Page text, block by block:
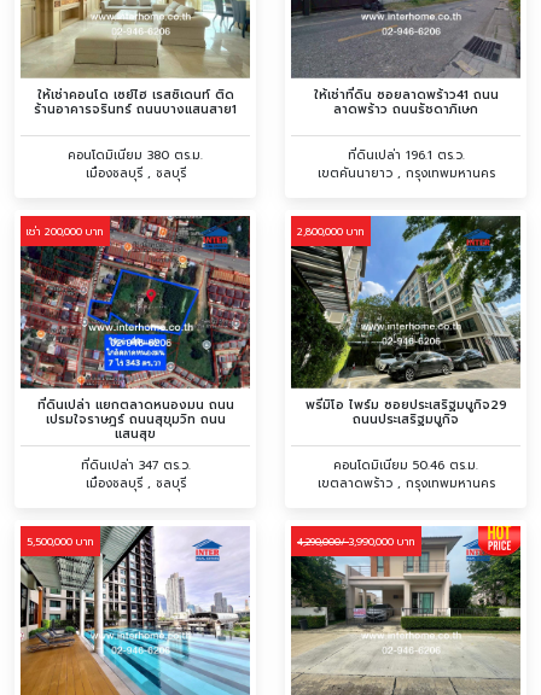
ให้เช่าคอนโด เซย์ไฮ เรสซิเดนท์ ติด
ร้านอาคารจรินทร์ ถนนบางแสนสาย1
คอนโดมิเนียม 380 ตร.ม.
เมืองชลบุรี , ชลบุรี
ให้เช่าที่ดิน ซอยลาดพร้าว41 ถนน
ลาดพร้าว ถนนรัชดาภิเษก
ที่ดินเปล่า 196.1 ตร.ว.
เขตคันนายาว , กรุงเทพมหานคร
เช่า 200,000 บาท
ที่ดินเปล่า แยกตลาดหนองมน ถนน
เปรมใจราษฎร์ ถนนสุขุมวิท ถนน
แสนสุข
ที่ดินเปล่า 347 ตร.ว.
เมืองชลบุรี , ชลบุรี
2,800,000 บาท
พรีมิโอ ไพร์ม ซอยประเสริฐมนูกิจ29
ถนนประเสริฐมนูกิจ
คอนโดมิเนียม 50.46 ตร.ม.
เขตลาดพร้าว , กรุงเทพมหานคร
5,500,000 บาท 4,290,000/3,990,000 บาท